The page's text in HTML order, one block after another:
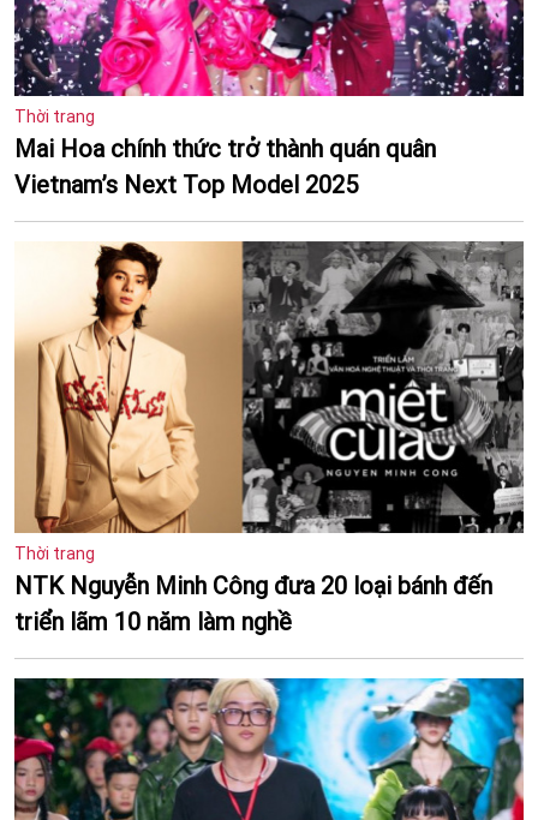
Thời trang
Mai Hoa chính thức trở thành quán quân
Vietnam’s Next Top Model 2025
Thời trang
NTK Nguyễn Minh Công đưa 20 loại bánh đến
triển lãm 10 năm làm nghề